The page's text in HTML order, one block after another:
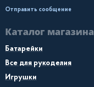
Отправить сообщение
Каталог магазина
Батарейки
Все для рукоделия
Игрушки